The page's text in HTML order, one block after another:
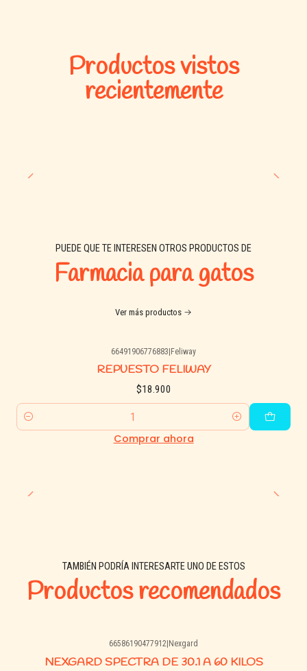
Productos vistos
recientemente
PUEDE QUE TE INTERESEN OTROS PRODUCTOS DE
Farmacia para gatos
Ver más productos
66491906776883 Feliway
REPUESTO FELIWAY
$18.900
Cantidad
Comprar ahora
TAMBIÉN PODRÍA INTERESARTE UNO DE ESTOS
Productos recomendados
66586190477912 Nexgard
NEXGARD SPECTRA DE 30.1 A 60 KILOS